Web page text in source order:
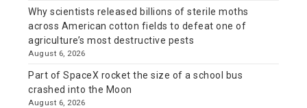
Why scientists released billions of sterile moths
across American cotton fields to defeat one of
agriculture’s most destructive pests
August 6, 2026
Part of SpaceX rocket the size of a school bus
crashed into the Moon
August 6, 2026